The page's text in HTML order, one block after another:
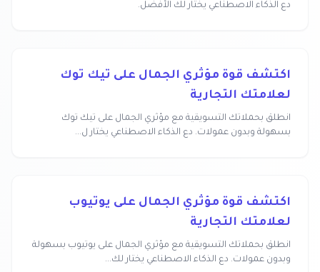
دع الذكاء الاصطناعي يختار لك الأفضل.
اكتشف قوة مؤثري الجمال على تيك توك
لعلامتك التجارية
انطلق بحملاتك التسويقية مع مؤثري الجمال على تيك توك
بسهولة وبدون عمولات. دع الذكاء الاصطناعي يختار ل...
اكتشف قوة مؤثري الجمال على يوتيوب
لعلامتك التجارية
انطلق بحملاتك التسويقية مع مؤثري الجمال على يوتيوب بسهولة
وبدون عمولات. دع الذكاء الاصطناعي يختار لك...